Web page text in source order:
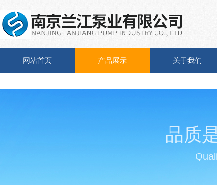
网站首页 产品展示 关于我们
品质